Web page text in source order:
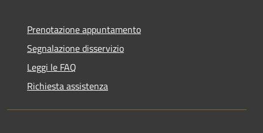
Prenotazione appuntamento
Segnalazione disservizio
Leggi le FAQ
Richiesta assistenza